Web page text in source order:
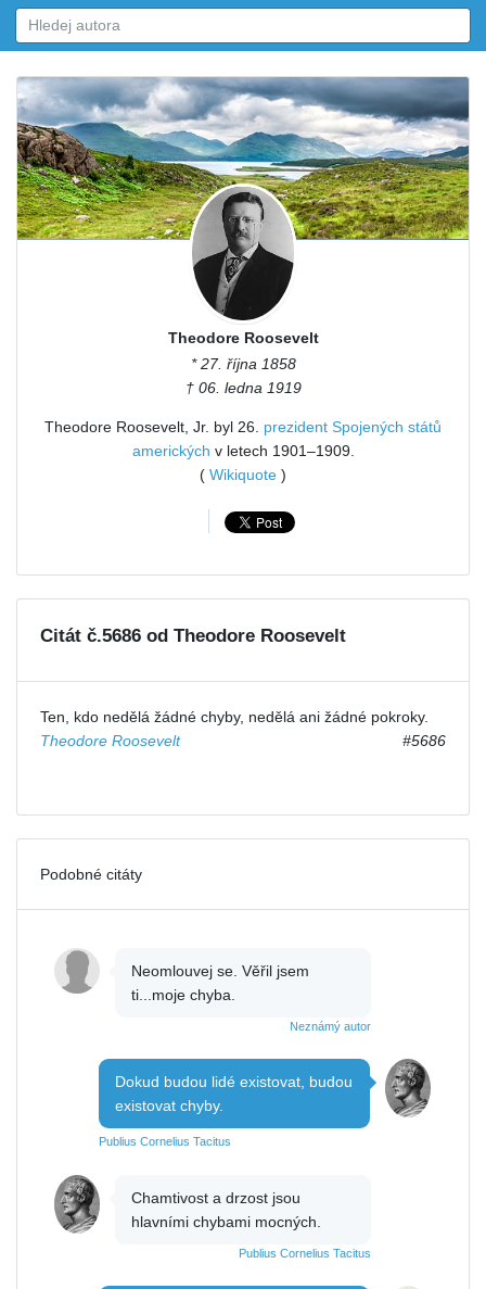
Theodore Roosevelt
* 27. října 1858
† 06. ledna 1919
Theodore Roosevelt, Jr. byl 26. prezident Spojených států
amerických v letech 1901–1909.
( Wikiquote )
Citát č.5686 od Theodore Roosevelt
Ten, kdo nedělá žádné chyby, nedělá ani žádné pokroky.
Theodore Roosevelt
#5686
Podobné citáty
Neomlouvej se. Věřil jsem
ti...moje chyba.
Neznámý autor
Dokud budou lidé existovat, budou
existovat chyby.
Publius Cornelius Tacitus
Chamtivost a drzost jsou
hlavními chybami mocných.
Publius Cornelius Tacitus